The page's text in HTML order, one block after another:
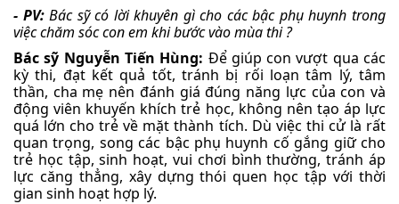
- PV:Bác sỹ có lời khuyên gì cho các bậc phụ huynh trong
việc chăm sóc con em khi bước vào mùa thi ?
Bác sỹ Nguyễn Tiến Hùng: Để giúp con vượt qua các
kỳ thi, đạt kết quả tốt, tránh bị rối loạn tâm lý, tâm
thần, cha mẹ nên đánh giá đúng năng lực của con và
động viên khuyến khích trẻ học, không nên tạo áp lực
quá lớn cho trẻ về mặt thành tích. Dù việc thi cử là rất
quan trọng, song các bậc phụ huynh cố gắng giữ cho
trẻ học tập, sinh hoạt, vui chơi bình thường, tránh áp
lực căng thẳng, xây dựng thói quen học tập với thời
gian sinh hoạt hợp lý.